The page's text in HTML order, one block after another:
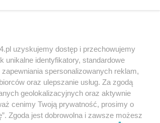
głównie
w okresie
dla osób po 60-
uzyskujemy dostęp i przechowujemy
unikalne identyfikatory, standardowe
spersonalizowanych reklam,
oraz ulepszanie usług. Za zgodą
geolokalizacyjnych oraz aktywnie
cenimy Twoją prywatność, prosimy o
Zgoda jest dobrowolna i zawsze możesz